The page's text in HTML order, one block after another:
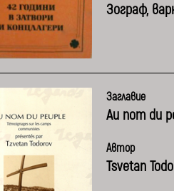
Зограф,
Заглавие
Au nom du
Автор
Tsvetan